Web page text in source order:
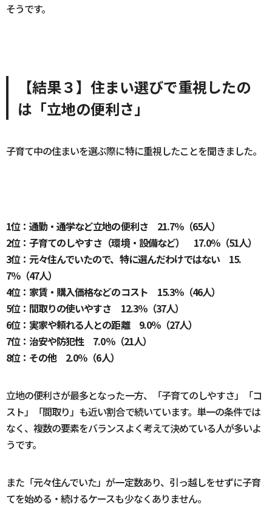
そうです。
【結果３】住まい選びで重視したの
は「立地の便利さ」
子育て中の住まいを選ぶ際に特に重視したことを聞きました。
1位：通勤・通学など立地の便利さ 21.7％（65人）
2位：子育てのしやすさ（環境・設備など） 17.0％（51人）
3位：元々住んでいたので、特に選んだわけではない 15.
7％（47人）
4位：家賃・購入価格などのコスト 15.3％（46人）
5位：間取りの使いやすさ 12.3％（37人）
6位：実家や頼れる人との距離 9.0％（27人）
7位：治安や防犯性 7.0％（21人）
8位：その他 2.0％（6人）
立地の便利さが最多となった一方、「子育てのしやすさ」「コ
スト」「間取り」も近い割合で続いています。単一の条件では
なく、複数の要素をバランスよく考えて決めている人が多いよ
うです。
また「元々住んでいた」が一定数あり、引っ越しをせずに子育
てを始める・続けるケースも少なくありません。